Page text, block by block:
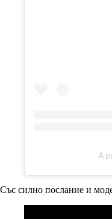
A
Със силно послание и